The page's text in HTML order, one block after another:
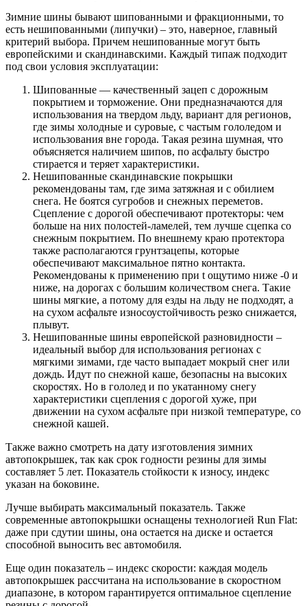
Зимние шины бывают шипованными и фракционными, то
есть нешипованными (липучки) – это, наверное, главный
критерий выбора. Причем нешипованные могут быть
европейскими и скандинавскими. Каждый типаж подходит
под свои условия эксплуатации:
Шипованные — качественный зацеп с дорожным
покрытием и торможение. Они предназначаются для
использования на твердом льду, вариант для регионов,
где зимы холодные и суровые, с частым гололедом и
использования вне города. Такая резина шумная, что
объясняется наличием шипов, по асфальту быстро
стирается и теряет характеристики.
Нешипованные скандинавские покрышки
рекомендованы там, где зима затяжная и с обилием
снега. Не боятся сугробов и снежных переметов.
Сцепление с дорогой обеспечивают протекторы: чем
больше на них полостей-ламелей, тем лучше сцепка со
снежным покрытием. По внешнему краю протектора
также располагаются грунтзацепы, которые
обеспечивают максимальное пятно контакта.
Рекомендованы к применению при t ощутимо ниже -0 и
ниже, на дорогах с большим количеством снега. Такие
шины мягкие, а потому для езды на льду не подходят, а
на сухом асфальте износоустойчивость резко снижается,
плывут.
Нешипованные шины европейской разновидности –
идеальный выбор для использования регионах с
мягкими зимами, где часто выпадает мокрый снег или
дождь. Идут по снежной каше, безопасны на высоких
скоростях. Но в гололед и по укатанному снегу
характеристики сцепления с дорогой хуже, при
движении на сухом асфальте при низкой температуре, со
снежной кашей.
Также важно смотреть на дату изготовления зимних
автопокрышек, так как срок годности резины для зимы
составляет 5 лет. Показатель стойкости к износу, индекс
указан на боковине.
Лучше выбирать максимальный показатель. Также
современные автопокрышки оснащены технологией Run Flat:
даже при сдутии шины, она остается на диске и остается
способной выносить вес автомобиля.
Еще один показатель – индекс скорости: каждая модель
автопокрышек рассчитана на использование в скоростном
диапазоне, в котором гарантируется оптимальное сцепление